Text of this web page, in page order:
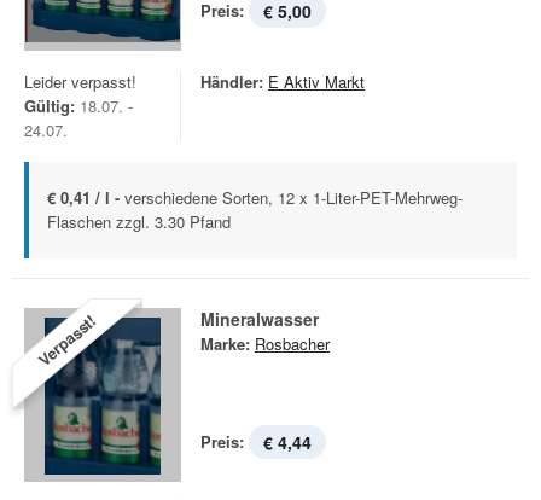
Preis: € 5,00
Leider verpasst!
Gültig: 18.07. -
24.07.
Händler: E Aktiv Markt
€ 0,41 / l - verschiedene Sorten, 12 x 1-Liter-PET-Mehrweg-
Flaschen zzgl. 3.30 Pfand
Verpasst! Mineralwasser
Marke: Rosbacher
Preis: € 4,44